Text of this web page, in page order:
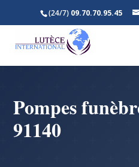
(24/7) 09.70.70.95.45
Pompes
91140